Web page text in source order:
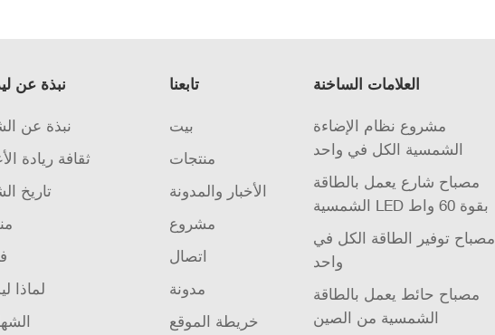
نبذة عن
نبذة عن
ثقافة ريادة
تاريخ
لماذا
تابعنا
بيت
منتجات
الأخبار والمدونة
مشروع
اتصال
مدونة
خريطة الموقع
العلامات الساخنة
مشروع نظام الإضاءة
الشمسية الكل في واحد
مصباح شارع يعمل بالطاقة
الشمسية LED بقوة 60 واط
مصباح توفير الطاقة الكل في
واحد
مصباح حائط يعمل بالطاقة
الشمسية من الصين